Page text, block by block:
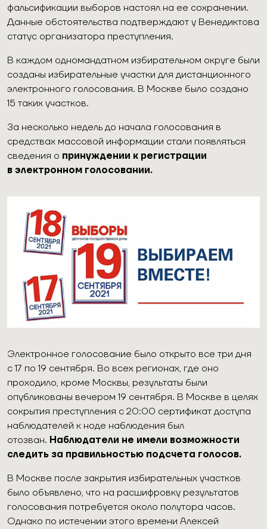
фальсификации выборов настоял на ее сохранении.
Данные обстоятельства подтверждают у Венедиктова
статус организатора преступления.
В каждом одномандатном избирательном округе были
созданы избирательные участки для дистанционного
электронного голосования. В Москве было создано
15 таких участков.
За несколько недель до начала голосования в
средствах массовой информации стали появляться
сведения о принуждении к регистрации
в электронном голосовании.
Электронное голосование было открыто все три дня
с 17 по 19 сентября. Во всех регионах, где оно
проходило, кроме Москвы, результаты были
опубликованы вечером 19 сентября. В Москве в целях
сокрытия преступления с 20:00 сертификат доступа
наблюдателей к ноде наблюдения был
отозван. Наблюдатели не имели возможности
следить за правильностью подсчета голосов.
В Москве после закрытия избирательных участков
было объявлено, что на расшифровку результатов
голосования потребуется около полутора часов.
Однако по истечении этого времени Алексей